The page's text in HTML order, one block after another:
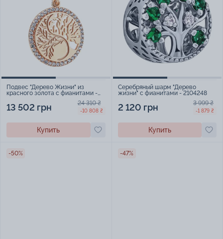
Подвес "Дерево Жизни" из
красного золота с фианитами -
13 502 грн 24 310 ₴
-10 808 ₴
Купить
Серебряный шарм "Дерево
жизни" с фианитами - 2104248
2 120 грн 3 999 ₴
-1 879 ₴
Купить
-50% -47%